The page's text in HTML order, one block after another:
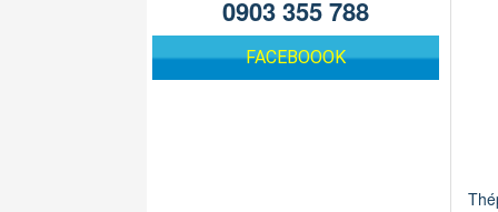
0903 355 788
FACEBOOOK